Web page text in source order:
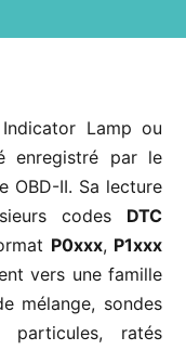
Lamp ou
enregistré par le
OBD-II. Sa lecture
codes DTC
P0xxx, P1xxx
vers une famille
mélange, sondes
ratés